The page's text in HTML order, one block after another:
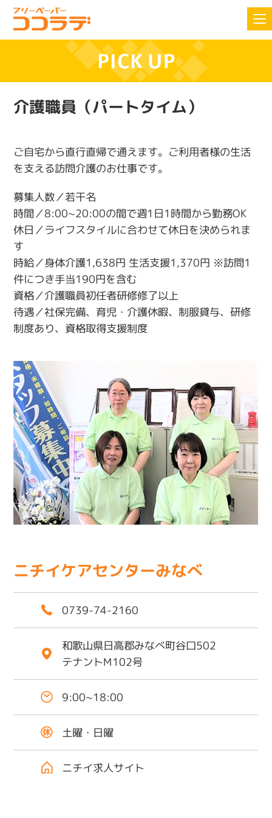
介護職員（パートタイム）
ご自宅から直行直帰で通えます。ご利用者様の生活
を支える訪問介護のお仕事です。
募集人数／若干名
時間／8:00~20:00の間で週1日1時間から勤務OK
休日／ライフスタイルに合わせて休日を決められま
す
時給／身体介護1,638円 生活支援1,370円 ※訪問1
件につき手当190円を含む
資格／介護職員初任者研修修了以上
待遇／社保完備、育児・介護休暇、制服貸与、研修
制度あり、資格取得支援制度
ニチイケアセンターみなべ
0739-74-2160
和歌山県日高郡みなべ町谷口502
テナントM102号
9:00~18:00
土曜・日曜
ニチイ求人サイト